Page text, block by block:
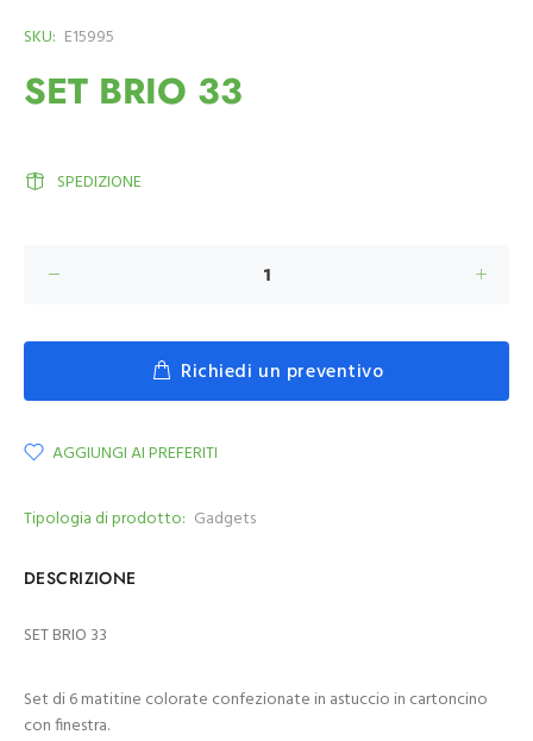
SKU: E15995
SET BRIO 33
SPEDIZIONE
Richiedi un preventivo
AGGIUNGI AI PREFERITI
Tipologia di prodotto: Gadgets
DESCRIZIONE
SET BRIO 33
Set di 6 matitine colorate confezionate in astuccio in cartoncino
con finestra.